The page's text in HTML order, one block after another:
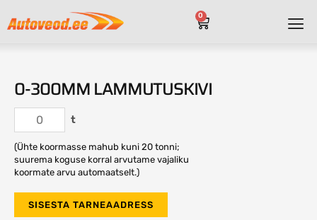
0
0-300MM LAMMUTUSKIVI
t
(Ühte koormasse mahub kuni 20 tonni;
suurema koguse korral arvutame vajaliku
koormate arvu automaatselt.)
SISESTA TARNEAADRESS